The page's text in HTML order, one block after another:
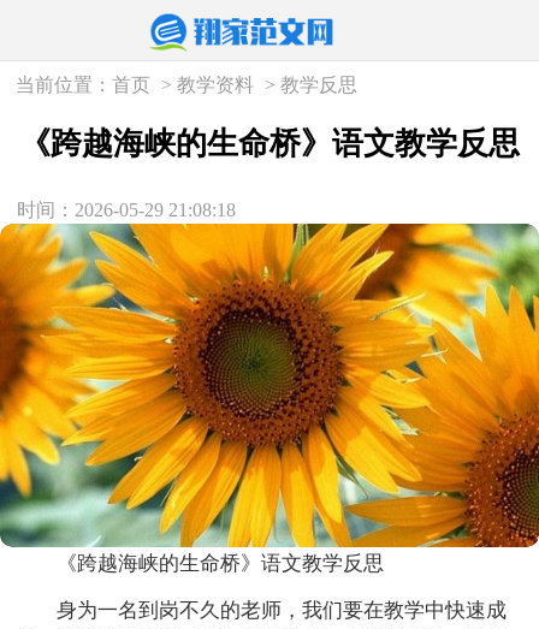
当前位置：首页 >教学资料 >教学反思
《跨越海峡的生命桥》语文教学反思
时间：2026-05-29 21:08:18
《跨越海峡的生命桥》语文教学反思
身为一名到岗不久的老师，我们要在教学中快速成